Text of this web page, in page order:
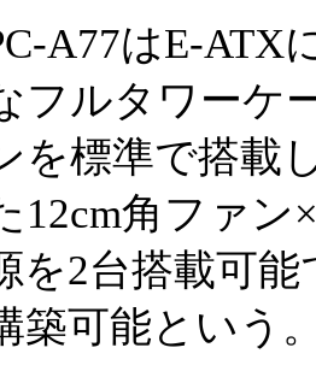
A77はE-ATX
フルタワーケ
を標準で搭載
12cm角ファ
を2台搭載可
築可能という